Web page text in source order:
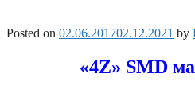
Posted on 02.06.201702.12.2021 by
«4Z» SMD